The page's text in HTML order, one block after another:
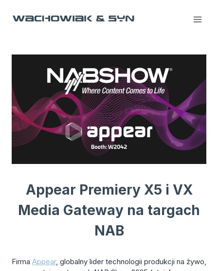
Appear Premiery X5 i VX
Media Gateway na targach
NAB
Firma Appear, globalny lider technologii produkcji na żywo,